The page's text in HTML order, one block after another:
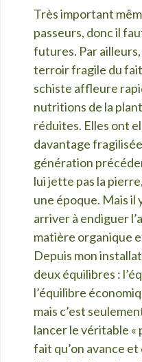
Très important
passeurs, donc il
futures. Par
terroir fragile du
schiste affleure
nutritions de la
réduites. Elles ont
davantage
génération
lui jette pas la
une époque. Mais il
arriver à endiguer
matière organique
Depuis mon
deux équilibres :
l’équilibre
mais c’est
lancer le véritable «
fait qu’on avance